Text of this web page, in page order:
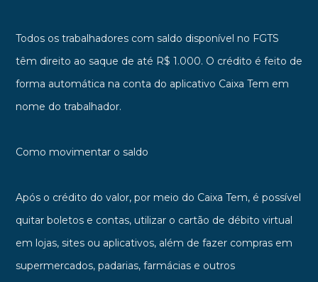
Todos os trabalhadores com saldo disponível no FGTS
têm direito ao saque de até R$ 1.000. O crédito é feito de
forma automática na conta do aplicativo Caixa Tem em
nome do trabalhador.
Como movimentar o saldo
Após o crédito do valor, por meio do Caixa Tem, é possível
quitar boletos e contas, utilizar o cartão de débito virtual
em lojas, sites ou aplicativos, além de fazer compras em
supermercados, padarias, farmácias e outros